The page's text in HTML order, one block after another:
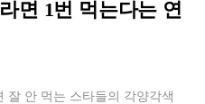
면 1번 먹는다는 연
잘 안 먹는 스타들의 각양각색